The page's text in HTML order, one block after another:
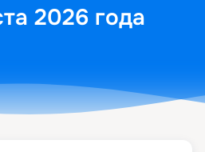
2026 года